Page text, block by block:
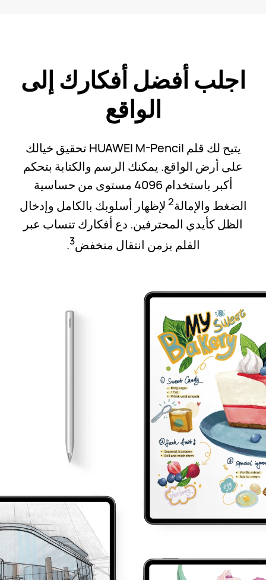
اجلب أفضل أفكارك إلى
الواقع
يتيح لك قلم HUAWEI M-Pencil تحقيق خيالك
على أرض الواقع. يمكنك الرسم والكتابة بتحكم
أكبر باستخدام 4096 مستوى من حساسية
الضغط والإمالة2 لإظهار أسلوبك بالكامل وإدخال
الظل كأيدي المحترفين. دع أفكارك تنساب عبر
القلم بزمن انتقال منخفض3
.